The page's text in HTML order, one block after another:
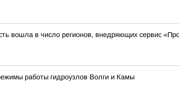
вошла в число регионов, внедряющих сервис
работы гидроузлов Волги и Камы